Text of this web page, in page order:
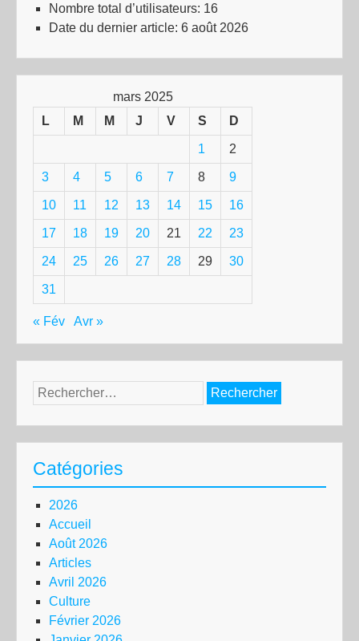
Nombre total d’utilisateurs: 16
Date du dernier article: 6 août 2026
mars 2025
L
M M J V S D
1 2
3 4 5 6 7 8 9
10 11 12 13 14 15 16
17 18 19 20 21 22 23
24 25 26 27 28 29 30
31
« Fév Avr »
Rechercher :
Catégories
2026
Accueil
Août 2026
Articles
Avril 2026
Culture
Février 2026